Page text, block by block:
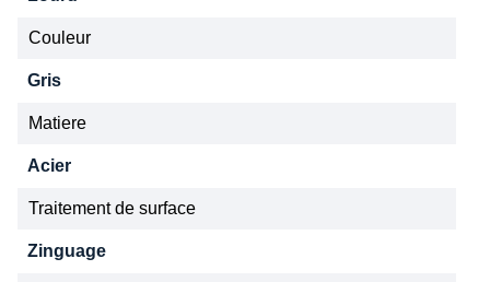
Couleur
Gris
Matiere
Acier
Traitement de surface
Zinguage